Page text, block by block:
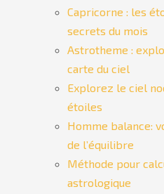
Capricorne : les
secrets du mois
Astrotheme :
carte du ciel
Explorez le ciel
étoiles
Homme balance:
de l’équilibre
Méthode pour
astrologique